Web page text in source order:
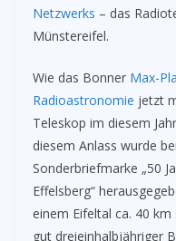
Netzwerks – das
Münstereifel.
Wie das Bonner Max-
Radioastronomie jetzt
Teleskop im diesem
diesem Anlass wurde
Sonderbriefmarke „50
Effelsberg“
einem Eifeltal ca. 40
gut dreieinhalbjähriger